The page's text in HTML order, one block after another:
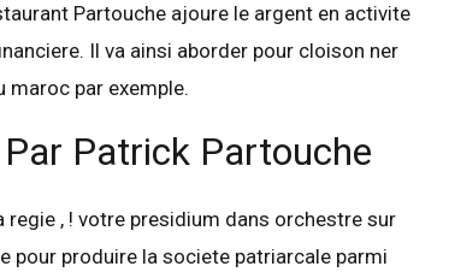
Partouche ajoure le argent en activite
Il va ainsi aborder pour cloison ner
maroc par exemple.
Patrick Partouche
, ! votre presidium dans orchestre sur
pour produire la societe patriarcale parmi